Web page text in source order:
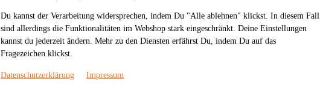
Du kannst der Verarbeitung widersprechen, indem Du "Alle ablehnen" klickst. In diesem Fall
sind allerdings die Funktionalitäten im Webshop stark eingeschränkt. Deine Einstellungen
kannst du jederzeit ändern. Mehr zu den Diensten erfährst Du, indem Du auf das
Fragezeichen klickst.
Datenschutzerklärung Impressum